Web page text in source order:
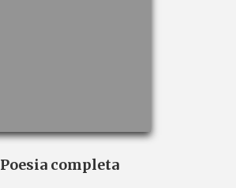
Poesia completa